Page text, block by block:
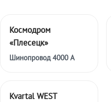
Космодром
«Плесецк»
Шинопровод 4000 А
Kvartal WEST